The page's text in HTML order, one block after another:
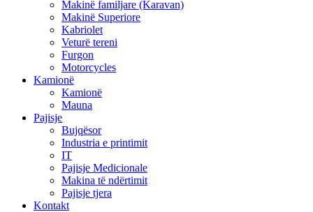
Makinë familjare (Karavan)
Makinë Superiore
Kabriolet
Veturë tereni
Furgon
Motorcycles
Kamionë
Kamionë
Mauna
Pajisje
Bujqësor
Industria e printimit
IT
Pajisje Medicionale
Makina të ndërtimit
Pajisje tjera
Kontakt